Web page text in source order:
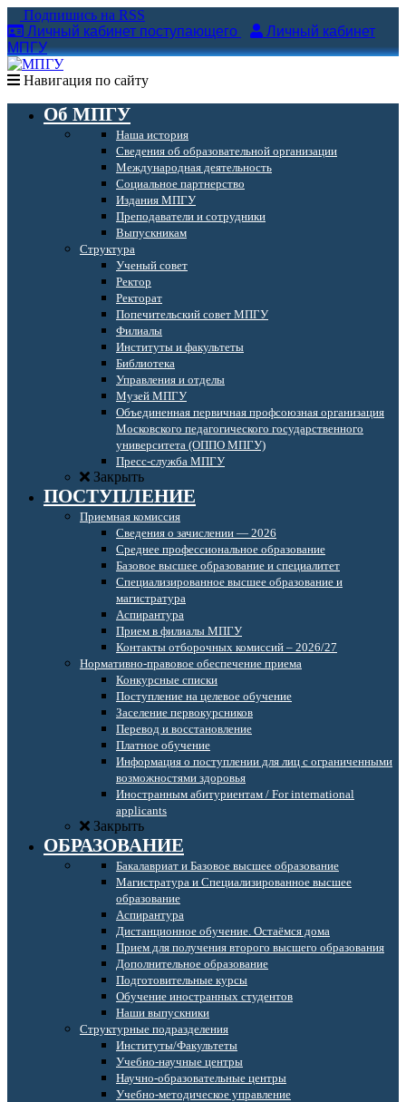
Подпишись на RSS
Личный кабинет поступающего
Личный кабинет
МПГУ
Навигация по сайту
Об МПГУ
Наша история
Сведения об образовательной организации
Международная деятельность
Социальное партнерство
Издания МПГУ
Преподаватели и сотрудники
Выпускникам
Структура
Ученый совет
Ректор
Ректорат
Попечительский совет МПГУ
Филиалы
Институты и факультеты
Библиотека
Управления и отделы
Музей МПГУ
Объединенная первичная профсоюзная организация
Московского педагогического государственного
университета (ОППО МПГУ)
Пресс-служба МПГУ
Закрыть
ПОСТУПЛЕНИЕ
Приемная комиссия
Сведения о зачислении — 2026
Среднее профессиональное образование
Базовое высшее образование и специалитет
Специализированное высшее образование и
магистратура
Аспирантура
Прием в филиалы МПГУ
Контакты отборочных комиссий – 2026/27
Нормативно-правовое обеспечение приема
Конкурсные списки
Поступление на целевое обучение
Заселение первокурсников
Перевод и восстановление
Платное обучение
Информация о поступлении для лиц с ограниченными
возможностями здоровья
Иностранным абитуриентам / For international
applicants
Закрыть
ОБРАЗОВАНИЕ
Бакалавриат и Базовое высшее образование
Магистратура и Специализированное высшее
образование
Аспирантура
Дистанционное обучение. Остаёмся дома
Прием для получения второго высшего образования
Дополнительное образование
Подготовительные курсы
Обучение иностранных студентов
Наши выпускники
Структурные подразделения
Институты/Факультеты
Учебно-научные центры
Научно-образовательные центры
Учебно-методическое управление